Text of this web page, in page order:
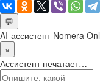
💬
AI-ассистент Nomera
×
Ассистент печатает…